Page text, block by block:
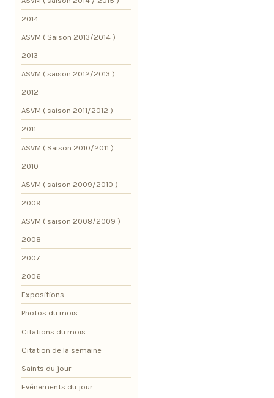
2014
ASVM ( Saison 2013/2014 )
2013
ASVM ( saison 2012/2013 )
2012
ASVM ( saison 2011/2012 )
2011
ASVM ( Saison 2010/2011 )
2010
ASVM ( saison 2009/2010 )
2009
ASVM ( saison 2008/2009 )
2008
2007
2006
Expositions
Photos du mois
Citations du mois
Citation de la semaine
Saints du jour
Evénements du jour